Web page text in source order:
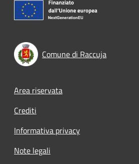
Comune di Raccuja
Footer menu
Area riservata
Crediti
Informativa privacy
Note legali